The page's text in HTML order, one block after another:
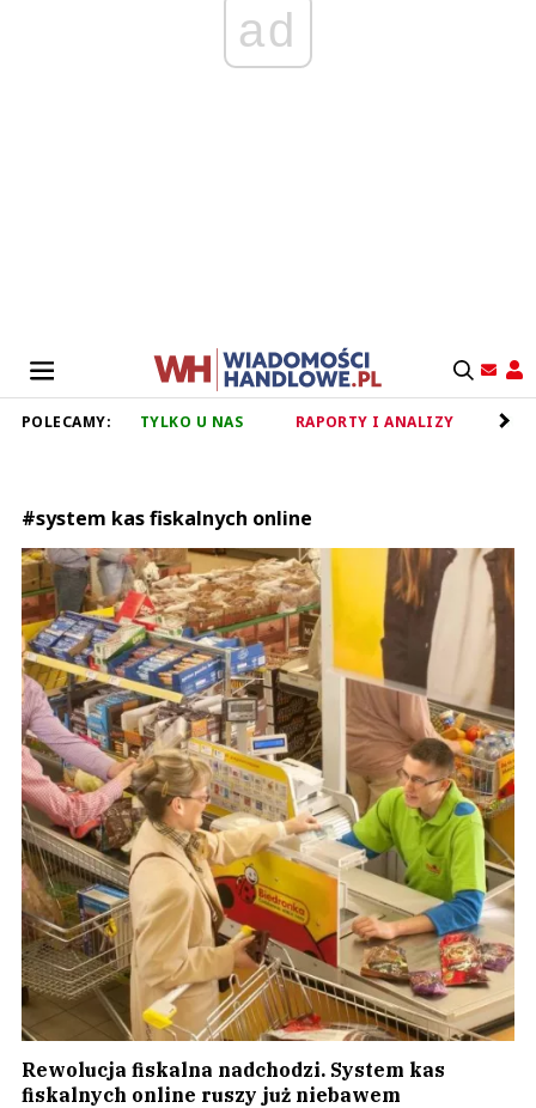
ad
POLECAMY: TYLKO U NAS RAPORTY I ANALIZY
#system kas fiskalnych online
Rewolucja fiskalna nadchodzi. System kas
fiskalnych online ruszy już niebawem